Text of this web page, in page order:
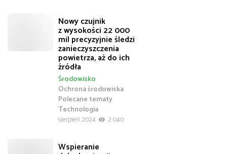
Nowy czujnik
z wysokości 22 000
mil precyzyjnie śledzi
zanieczyszczenia
powietrza, aż do ich
źródła
Ochrona środowiska
Polecane tematy
Środowisko
Technologia
sierpień 2024
2 040
Wspieranie